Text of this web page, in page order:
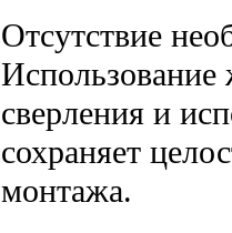
Отсутствие
Использование
сверления и
сохраняет
монтажа.